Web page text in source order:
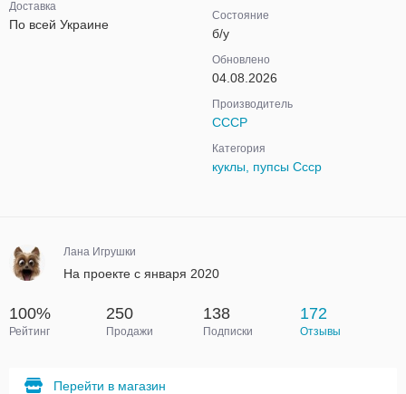
Доставка
По всей Украине
Состояние
б/у
Обновлено
04.08.2026
Производитель
СССР
Категория
куклы, пупсы Ссср
Лана Игрушки
На проекте с января 2020
100%
Рейтинг
250
Продажи
138
Подписки
172
Отзывы
Перейти в магазин